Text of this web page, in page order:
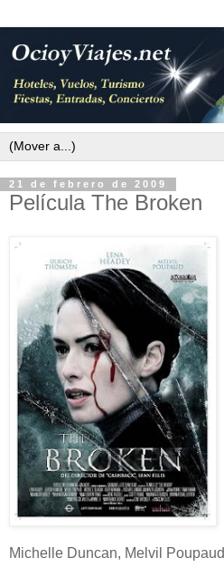
21 de febrero de 2009
Película The Broken
Michelle Duncan, Melvil Poupaud